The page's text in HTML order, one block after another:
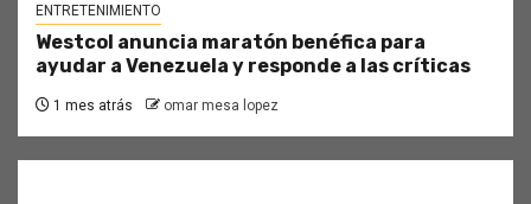
ENTRETENIMIENTO
Westcol anuncia maratón benéfica para
ayudar a Venezuela y responde a las críticas
1 mes atrás omar mesa lopez